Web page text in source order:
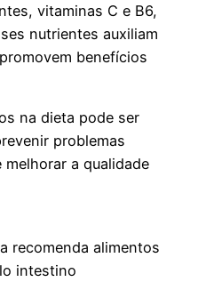
vitaminas C e B6,
nutrientes auxiliam
benefícios
na dieta pode ser
problemas
a qualidade
recomenda alimentos
intestino